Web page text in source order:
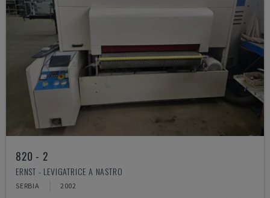
820 - 2
ERNST - LEVIGATRICE A NASTRO
SERBIA 2002